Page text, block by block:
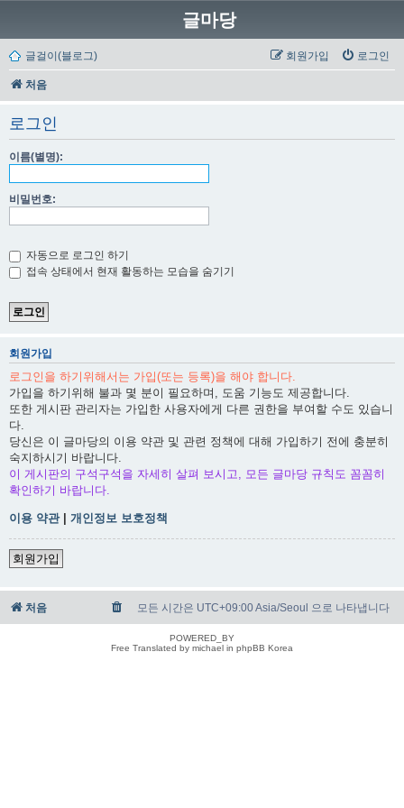
글마당
글걸이(블로그) 로그인
회원가입
처음
로그인
이름(별명):
비밀번호:
자동으로 로그인 하기
접속 상태에서 현재 활동하는 모습을 숨기기
회원가입
로그인을 하기위해서는 가입(또는 등록)을 해야 합니다.
가입을 하기위해 불과 몇 분이 필요하며, 도움 기능도 제공합니다.
또한 게시판 관리자는 가입한 사용자에게 다른 권한을 부여할 수도 있습니
다.
당신은 이 글마당의 이용 약관 및 관련 정책에 대해 가입하기 전에 충분히
숙지하시기 바랍니다.
이 게시판의 구석구석을 자세히 살펴 보시고, 모든 글마당 규칙도 꼼꼼히
확인하기 바랍니다.
이용 약관| 개인정보 보호정책
회원가입
처음 모든 시간은 UTC+09:00 Asia/Seoul 으로 나타냅니다
POWERED_BY
Free Translated by michael in phpBB Korea